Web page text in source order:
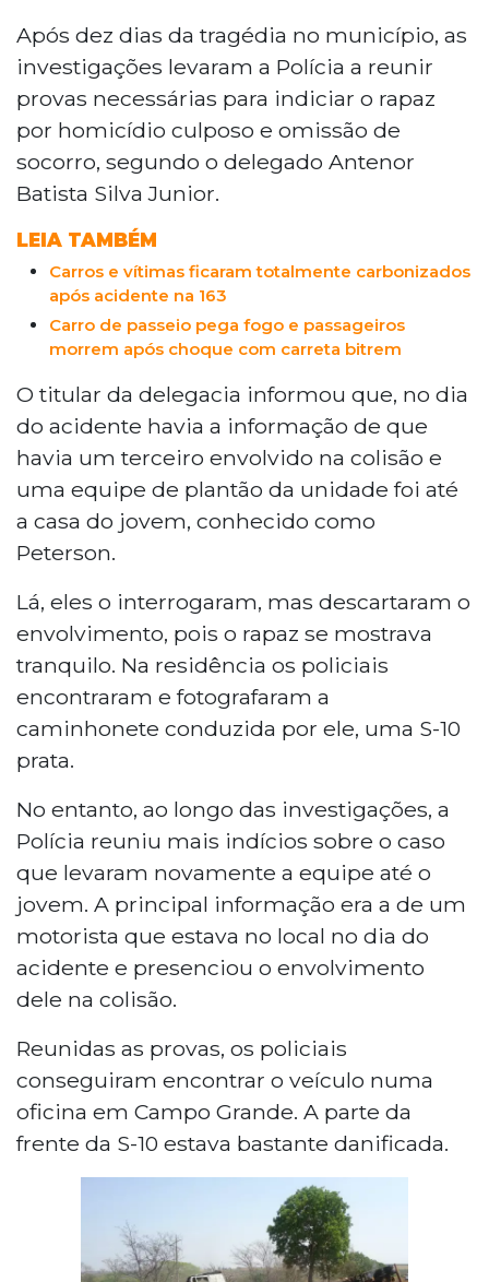
Após dez dias da tragédia no município, as
investigações levaram a Polícia a reunir
provas necessárias para indiciar o rapaz
por homicídio culposo e omissão de
socorro, segundo o delegado Antenor
Batista Silva Junior.
LEIA TAMBÉM
Carros e vítimas ficaram totalmente carbonizados
após acidente na 163
Carro de passeio pega fogo e passageiros
morrem após choque com carreta bitrem
O titular da delegacia informou que, no dia
do acidente havia a informação de que
havia um terceiro envolvido na colisão e
uma equipe de plantão da unidade foi até
a casa do jovem, conhecido como
Peterson.
Lá, eles o interrogaram, mas descartaram o
envolvimento, pois o rapaz se mostrava
tranquilo. Na residência os policiais
encontraram e fotografaram a
caminhonete conduzida por ele, uma S-10
prata.
No entanto, ao longo das investigações, a
Polícia reuniu mais indícios sobre o caso
que levaram novamente a equipe até o
jovem. A principal informação era a de um
motorista que estava no local no dia do
acidente e presenciou o envolvimento
dele na colisão.
Reunidas as provas, os policiais
conseguiram encontrar o veículo numa
oficina em Campo Grande. A parte da
frente da S-10 estava bastante danificada.